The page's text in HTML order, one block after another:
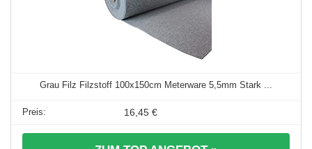
Grau Filz Filzstoff 100x150cm Meterware 5,5mm Stark ...
16,45 €